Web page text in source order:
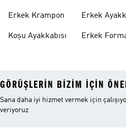
Erkek Krampon
Koşu Ayakkabısı
Erkek
Erkek
GÖRÜŞLERIN BIZIM IÇIN
Sana daha iyi hizmet vermek için
veriyoruz